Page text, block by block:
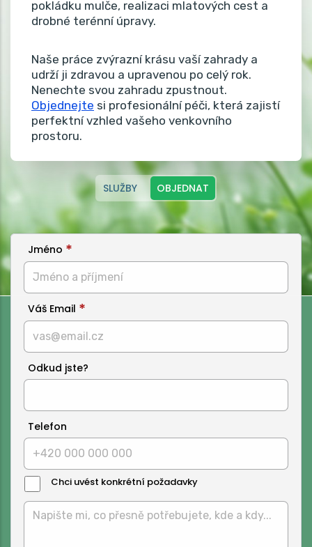
pokládku mulče, realizaci mlatových cest a
drobné terénní úpravy.
Naše práce zvýrazní krásu vaší zahrady a
udrží ji zdravou a upravenou po celý rok.
Nenechte svou zahradu zpustnout.
Objednejte si profesionální péči, která zajistí
perfektní vzhled vašeho venkovního
prostoru.
SLUŽBY OBJEDNAT
Jméno
Váš Email
Odkud jste?
Telefon
Chci uvést konkrétní požadavky
Zprávy: